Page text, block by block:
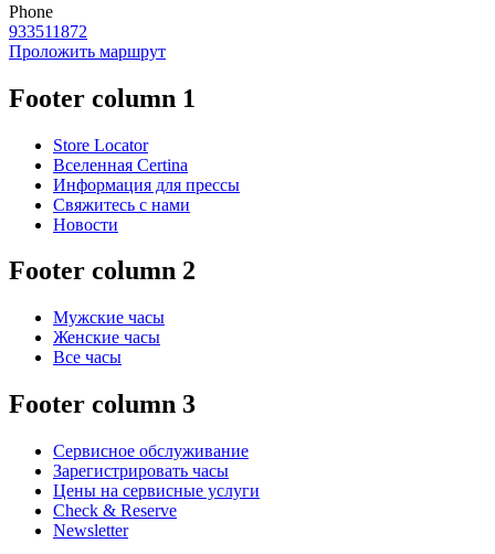
Phone
933511872
Проложить маршрут
Footer column 1
Store Locator
Вселенная Certina
Информация для прессы
Свяжитесь с нами
Новости
Footer column 2
Мужские часы
Женские часы
Все часы
Footer column 3
Сервисное обслуживание
Зарегистрировать часы
Цены на сервисные услуги
Check & Reserve
Newsletter